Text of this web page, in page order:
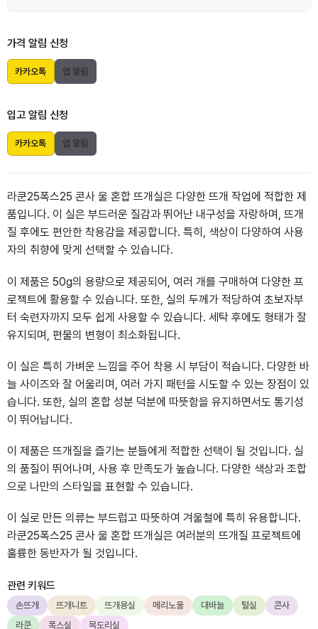
가격 알림 신청
카카오톡 앱 알림
입고 알림 신청
카카오톡 앱 알림
라쿤25폭스25 콘사 울 혼합 뜨개실은 다양한 뜨개 작업에 적합한 제
품입니다. 이 실은 부드러운 질감과 뛰어난 내구성을 자랑하며, 뜨개
질 후에도 편안한 착용감을 제공합니다. 특히, 색상이 다양하여 사용
자의 취향에 맞게 선택할 수 있습니다.
이 제품은 50g의 용량으로 제공되어, 여러 개를 구매하여 다양한 프
로젝트에 활용할 수 있습니다. 또한, 실의 두께가 적당하여 초보자부
터 숙련자까지 모두 쉽게 사용할 수 있습니다. 세탁 후에도 형태가 잘
유지되며, 편물의 변형이 최소화됩니다.
이 실은 특히 가벼운 느낌을 주어 착용 시 부담이 적습니다. 다양한 바
늘 사이즈와 잘 어울리며, 여러 가지 패턴을 시도할 수 있는 장점이 있
습니다. 또한, 실의 혼합 성분 덕분에 따뜻함을 유지하면서도 통기성
이 뛰어납니다.
이 제품은 뜨개질을 즐기는 분들에게 적합한 선택이 될 것입니다. 실
의 품질이 뛰어나며, 사용 후 만족도가 높습니다. 다양한 색상과 조합
으로 나만의 스타일을 표현할 수 있습니다.
이 실로 만든 의류는 부드럽고 따뜻하여 겨울철에 특히 유용합니다.
라쿤25폭스25 콘사 울 혼합 뜨개실은 여러분의 뜨개질 프로젝트에
훌륭한 동반자가 될 것입니다.
관련 키워드
손뜨개 뜨개니트 뜨개용실 메리노울 대바늘 털실
콘사
라쿤
폭스실 목도리실